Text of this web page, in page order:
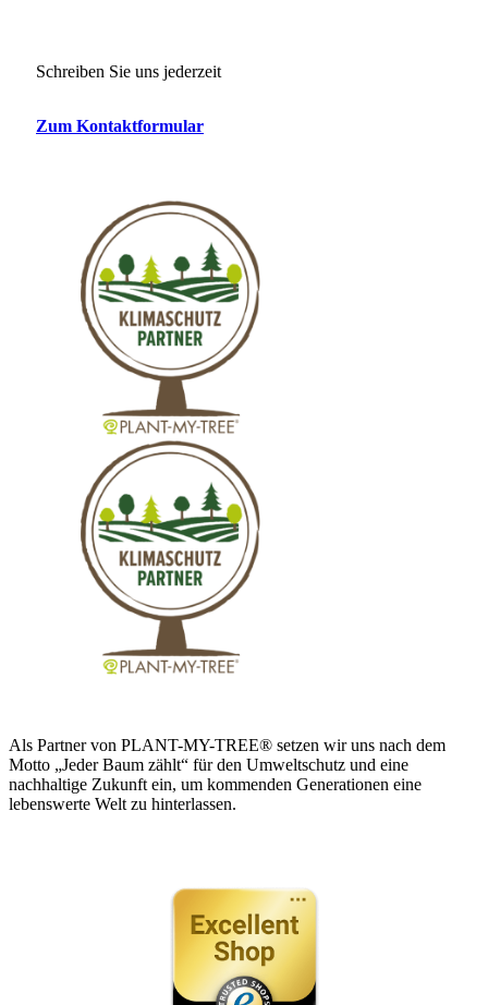
Schreiben Sie uns jederzeit
Zum Kontaktformular
Als Partner von PLANT-MY-TREE® setzen wir uns nach dem
Motto „Jeder Baum zählt“ für den Umweltschutz und eine
nachhaltige Zukunft ein, um kommenden Generationen eine
lebenswerte Welt zu hinterlassen.